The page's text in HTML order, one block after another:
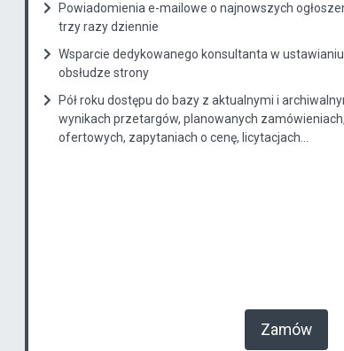
Powiadomienia e-mailowe o najnowszych
trzy razy dziennie
Wsparcie dedykowanego konsultanta w
obsłudze strony
Pół roku dostępu do bazy z aktualnymi i
wynikach przetargów, planowanych
ofertowych, zapytaniach o cenę, licytacjach...
Zamów